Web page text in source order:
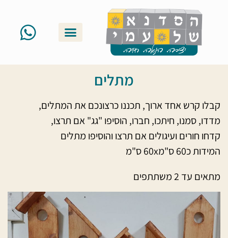
מתלים
קבלו קרש אחד ארוך, תכננו כרצונכם את המתלים,
מדדו, סמנו, חיתכו, חברו, הוסיפו "גג" אם תרצו,
קדחו חורים ועיגולים אם תרצו והוסיפו מתלים
המידות כ60 ס"מ60x ס"מ
מתאים עד 2 משתתפים